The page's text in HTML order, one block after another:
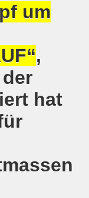
um
,
hat
Stimme: Stoppt
die Angriffe der
klare Position: